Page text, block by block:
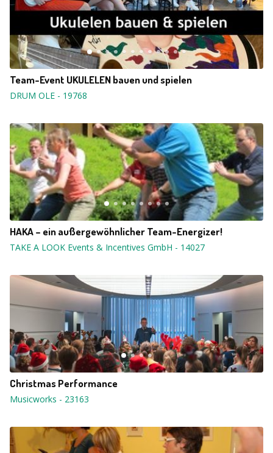
Team-Event UKULELEN bauen und spielen
DRUM OLE - 19768
HAKA – ein außergewöhnlicher Team-Energizer!
TAKE A LOOK Events & Incentives GmbH - 14027
Christmas Performance
Musicworks - 23163